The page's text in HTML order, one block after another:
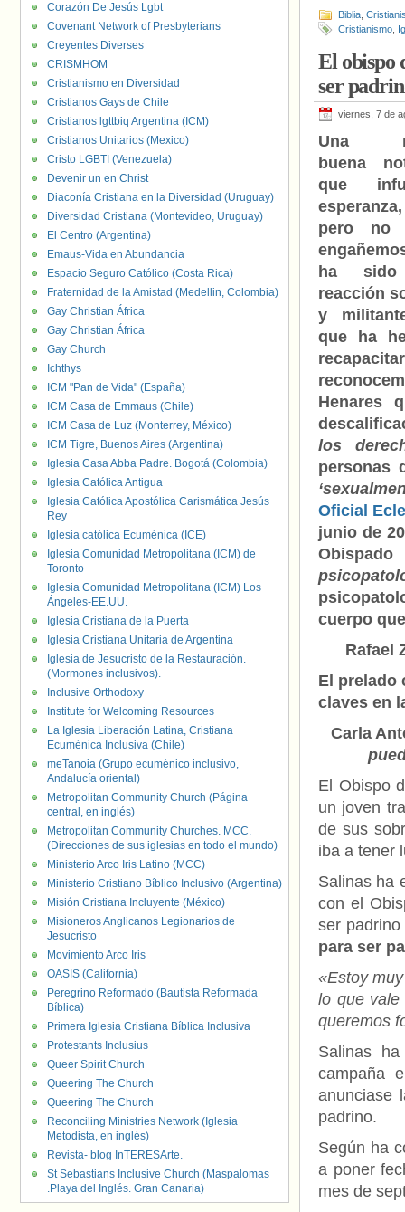
Biblia
Cristianismo
El obispo
ser
viernes, 7 de
Una
buena
que
esperanza,
pero no
ha
reacción
y
que ha
Henares
los
personas
Oficial
junio de
cuerpo
Rafael
El prelado
claves en
Carla
El Obispo
un joven
de sus
iba a tener
Salinas ha
con el
ser
para ser
«Estoy
lo que vale
queremos
Salinas
campaña
anunciase
padrino.
Según ha
a poner
mes de
Corazón De Jesús Lgbt
Covenant Network of Presbyterians
Creyentes Diverses
CRISMHOM
Cristianismo en Diversidad
Cristianos Gays de Chile
Cristianos lgttbiq Argentina (ICM)
Cristianos Unitarios (Mexico)
Cristo LGBTI (Venezuela)
Devenir un en Christ
Diaconía Cristiana en la Diversidad (Uruguay)
Diversidad Cristiana (Montevideo, Uruguay)
El Centro (Argentina)
Emaus-Vida en Abundancia
Espacio Seguro Católico (Costa Rica)
Fraternidad de la Amistad (Medellin, Colombia)
Gay Christian África
Gay Christian África
Gay Church
Ichthys
ICM "Pan de Vida" (España)
ICM Casa de Emmaus (Chile)
ICM Casa de Luz (Monterrey, México)
ICM Tigre, Buenos Aires (Argentina)
Iglesia Casa Abba Padre. Bogotá (Colombia)
Iglesia Católica Antigua
Iglesia Católica Apostólica Carismática Jesús
Rey
Iglesia católica Ecuménica (ICE)
Iglesia Comunidad Metropolitana (ICM) de
Toronto
Iglesia Comunidad Metropolitana (ICM) Los
Ángeles-EE.UU.
Iglesia Cristiana de la Puerta
Iglesia Cristiana Unitaria de Argentina
Iglesia de Jesucristo de la Restauración.
(Mormones inclusivos).
Inclusive Orthodoxy
Institute for Welcoming Resources
La Iglesia Liberación Latina, Cristiana
Ecuménica Inclusiva (Chile)
meTanoia (Grupo ecuménico inclusivo,
Andalucía oriental)
Metropolitan Community Church (Página
central, en inglés)
Metropolitan Community Churches. MCC.
(Direcciones de sus iglesias en todo el mundo)
Ministerio Arco Iris Latino (MCC)
Ministerio Cristiano Bíblico Inclusivo (Argentina)
Misión Cristiana Incluyente (México)
Misioneros Anglicanos Legionarios de
Jesucristo
Movimiento Arco Iris
OASIS (California)
Peregrino Reformado (Bautista Reformada
Bíblica)
Primera Iglesia Cristiana Bíblica Inclusiva
Protestants Inclusius
Queer Spirit Church
Queering The Church
Queering The Church
Reconciling Ministries Network (Iglesia
Metodista, en inglés)
Revista- blog InTERESArte.
St Sebastians Inclusive Church (Maspalomas
.Playa del Inglés. Gran Canaria)